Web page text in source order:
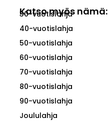
Katso myös nämä:
30-vuotislahja
40-vuotislahja
50-vuotislahja
60-vuotislahja
70-vuotislahja
80-vuotislahja
90-vuotislahja
Joululahja